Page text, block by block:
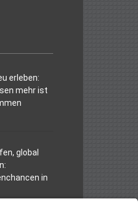
erleben:
mehr ist
global
in